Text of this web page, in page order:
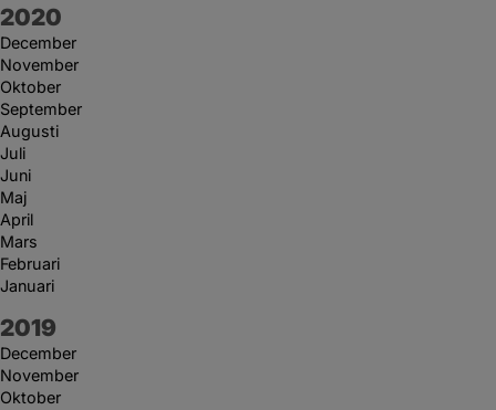
År:
2020
December
November
Oktober
September
Augusti
Juli
Juni
Maj
April
Mars
Februari
Januari
År:
2019
December
November
Oktober